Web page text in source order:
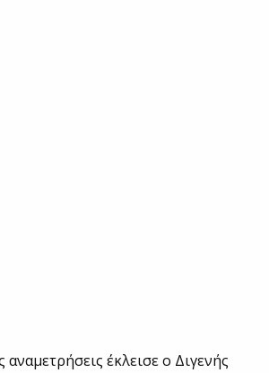
αναμετρήσεις έκλεισε ο Διγενής